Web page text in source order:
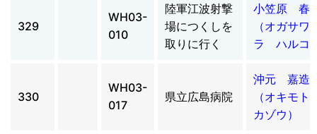
329
WH03-
010
陸軍江波射撃
場につくしを
取りに行く
小笠原 春
（オガサワ
ラ ハルコ
330
WH03-
017
県立広島病院
沖元 嘉造
（オキモ
カゾウ）